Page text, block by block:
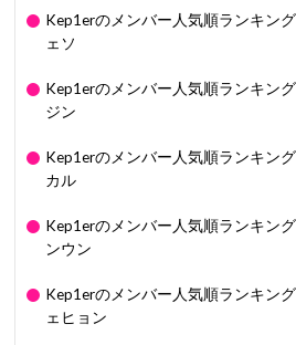
Kep1erのメンバー人気順ランキン
ェソ
Kep1erのメンバー人気順ランキン
ジン
Kep1erのメンバー人気順ランキン
カル
Kep1erのメンバー人気順ランキン
ンウン
Kep1erのメンバー人気順ランキン
ェヒョン